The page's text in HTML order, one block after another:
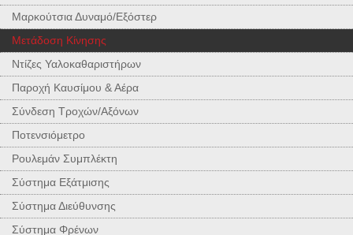
Μαρκούτσια Δυναμό/Εξόστερ
Μετάδοση Κίνησης
Ντίζες Υαλοκαθαριστήρων
Παροχή Καυσίμου & Αέρα
Σύνδεση Τροχών/Αξόνων
Ποτενσιόμετρο
Ρουλεμάν Συμπλέκτη
Σύστημα Εξάτμισης
Σύστημα Διεύθυνσης
Σύστημα Φρένων